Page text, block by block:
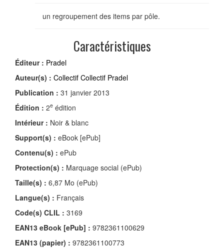
un regroupement des items par pôle.
Caractéristiques
Éditeur : Pradel
Auteur(s) : Collectif Collectif Pradel
Publication : 31 janvier 2013
Édition : 2e édition
Intérieur : Noir & blanc
Support(s) : eBook [ePub]
Contenu(s) : ePub
Protection(s) : Marquage social (ePub)
Taille(s) : 6,87 Mo (ePub)
Langue(s) : Français
Code(s) CLIL : 3169
EAN13 eBook [ePub] : 9782361100629
EAN13 (papier) : 9782361100773